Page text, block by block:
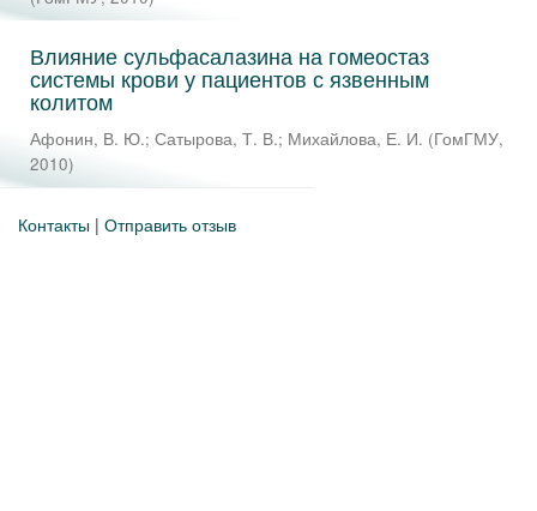
Влияние сульфасалазина на гомеостаз
системы крови у пациентов с язвенным
колитом
Афонин, В. Ю.; Сатырова, Т. В.; Михайлова, Е. И. (ГомГМУ,
2010)
Контакты | Отправить отзыв